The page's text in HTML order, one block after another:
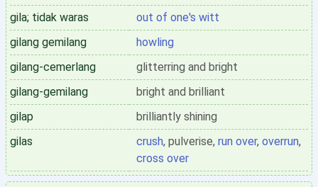
gila; tidak waras
out of one's witt
gilang gemilang
howling
gilang-cemerlang
glitterring and bright
gilang-gemilang
bright and brilliant
gilap
brilliantly shining
gilas
crush, pulverise, run over, overrun,
cross over